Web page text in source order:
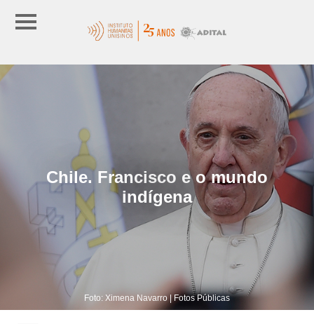
Chile. Francisco e o mundo
indígena
Foto: Ximena Navarro | Fotos Públicas